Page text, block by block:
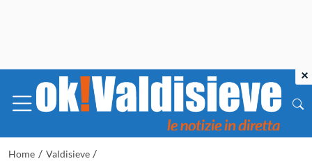
Home / Valdisieve /
×